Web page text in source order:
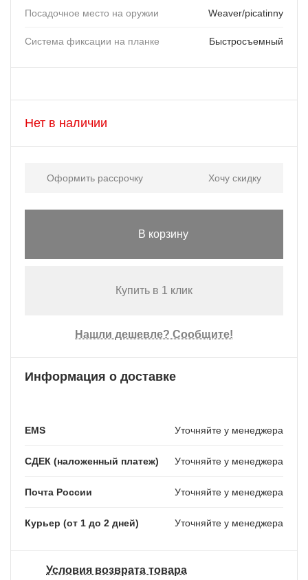
Посадочное место на оружии Weaver/picatinny
Система фиксации на планке Быстросъемный
Нет в наличии
Оформить рассрочку Хочу скидку
В корзину
Купить в 1 клик
Нашли дешевле? Сообщите!
Информация о доставке
EMS Уточняйте у менеджера
СДЕК (наложенный платеж) Уточняйте у менеджера
Почта России Уточняйте у менеджера
Курьер (от 1 до 2 дней) Уточняйте у менеджера
Условия возврата товара